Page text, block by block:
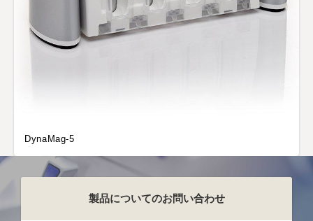
DynaMag-5
製品についてのお問い合わせ